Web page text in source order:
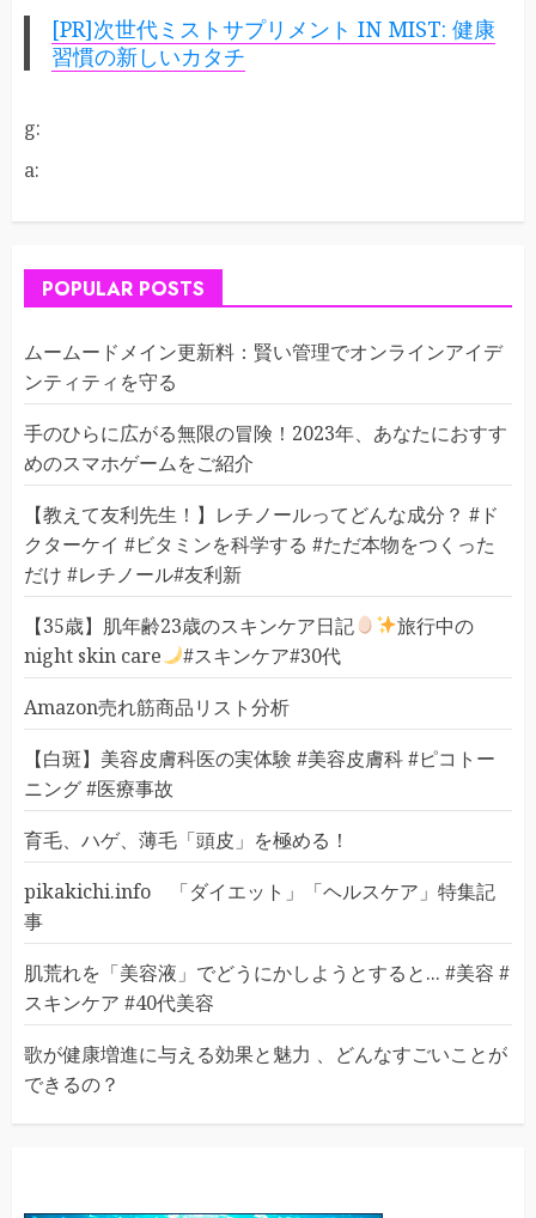
[PR]次世代ミストサプリメント IN MIST: 健康
習慣の新しいカタチ
g:
a:
POPULAR POSTS
ムームードメイン更新料：賢い管理でオンラインアイデ
ンティティを守る
手のひらに広がる無限の冒険！2023年、あなたにおすす
めのスマホゲームをご紹介
【教えて友利先生！】レチノールってどんな成分？ #ド
クターケイ #ビタミンを科学する #ただ本物をつくった
だけ #レチノール#友利新
【35歳】肌年齢23歳のスキンケア日記
旅行中の
night skin care
#スキンケア#30代
Amazon売れ筋商品リスト分析
【白斑】美容皮膚科医の実体験 #美容皮膚科 #ピコトー
ニング #医療事故
育毛、ハゲ、薄毛「頭皮」を極める！
pikakichi.info 「ダイエット」「ヘルスケア」特集記
事
肌荒れを「美容液」でどうにかしようとすると... #美容 #
スキンケア #40代美容
歌が健康増進に与える効果と魅力 、どんなすごいことが
できるの？